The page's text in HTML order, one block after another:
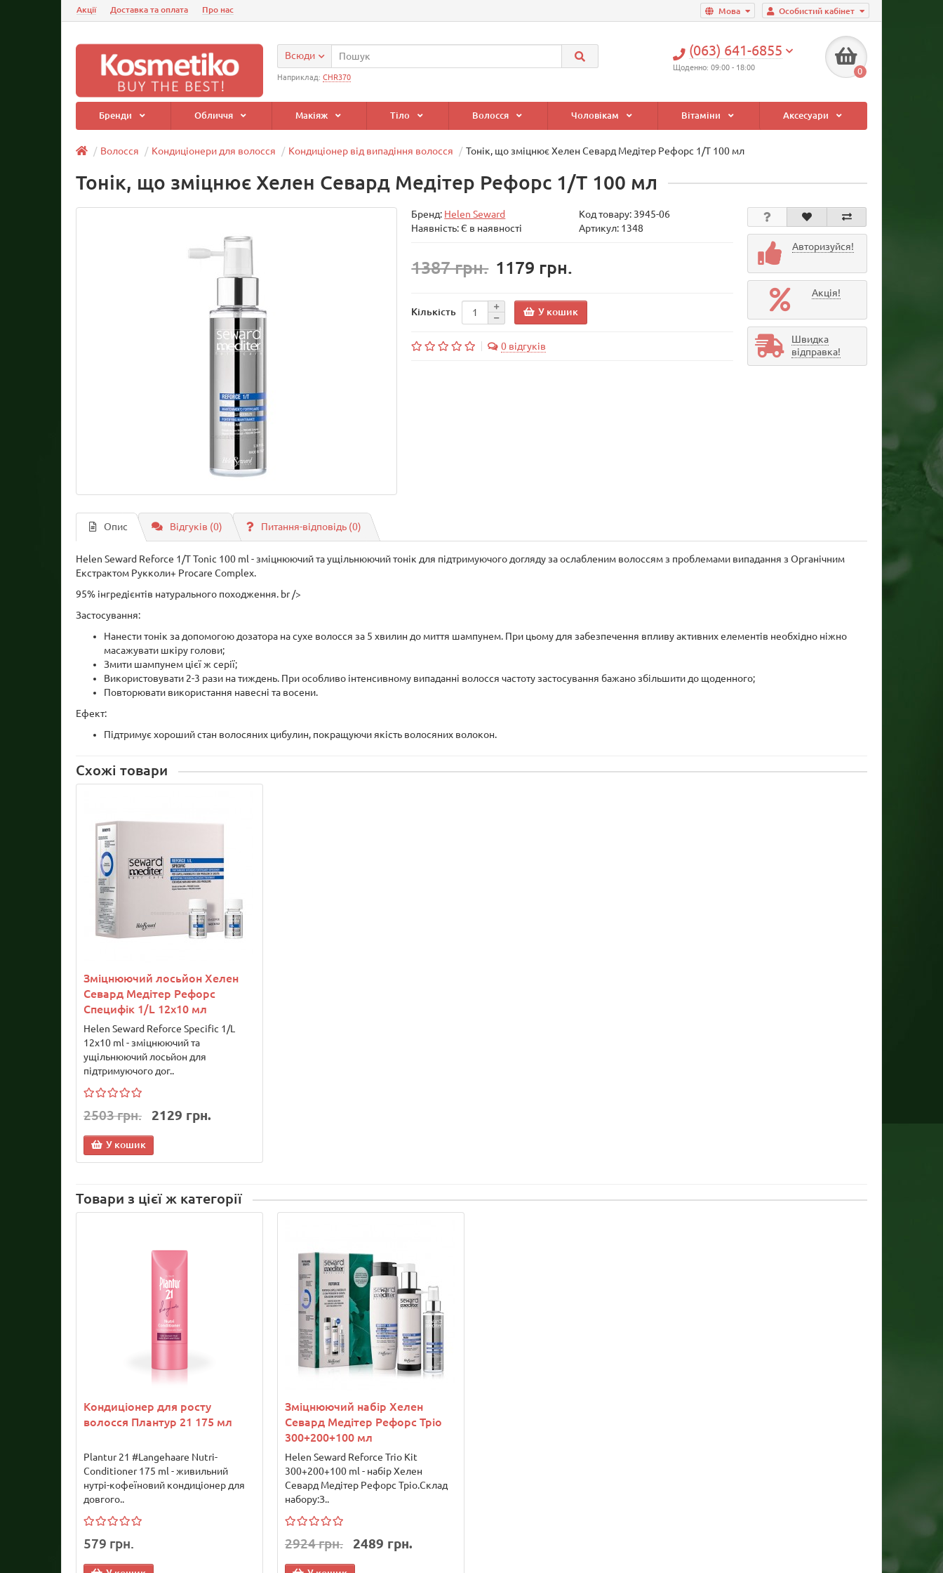
Особистий кабінет
Мова
Акції Доставка та оплата Про нас
(063) 641-6855
Щоденно: 09:00 - 18:00 0
Всюди
Наприклад: CHR370
Бренди Обличчя Макіяж Тіло Волосся Чоловікам Вітаміни Аксесуари
Волосся Кондиціонери для волосся Кондиціонер від випадіння волосся Тонік, що зміцнює Хелен Севард Медітер Рефорс 1/T 100 мл
Тонік, що зміцнює Хелен Севард Медітер Рефорс 1/T 100 мл
Бренд: Helen Seward Код товару: 3945-06
Наявність: Є в наявності
Артикул: 1348
1387 грн. 1179 грн.
Кількість У кошик
0 відгуків
Авторизуйся!
Акція!
Швидка
відправка!
Опис Відгуків (0) Питання-відповідь (0)
Helen Seward Reforce 1/T Tonic 100 ml - зміцнюючий та ущільнюючий тонік для підтримуючого догляду за ослабленим волоссям з проблемами випадання з Органічним
Екстрактом Рукколи+ Procare Complex.
95% інгредієнтів натурального походження. br />
Застосування:
Нанести тонік за допомогою дозатора на сухе волосся за 5 хвилин до миття шампунем. При цьому для забезпечення впливу активних елементів необхідно ніжно
масажувати шкіру голови;
Змити шампунем цієї ж серії;
Використовувати 2-3 рази на тиждень. При особливо інтенсивному випаданні волосся частоту застосування бажано збільшити до щоденного;
Повторювати використання навесні та восени.
Ефект:
Підтримує хороший стан волосяних цибулин, покращуючи якість волосяних волокон.
Схожі товари
Зміцнюючий лосьйон Хелен
Севард Медітер Рефорс
Специфік 1/L 12х10 мл
Helen Seward Reforce Specific 1/L
12х10 ml - зміцнюючий та
ущільнюючий лосьйон для
підтримуючого дог..
2503 грн. 2129 грн.
У кошик
Товари з цієї ж категорії
Кондиціонер для росту
волосся Плантур 21 175 мл
Plantur 21 #Langehaare Nutri-
Conditioner 175 ml - живильний
нутрі-кофеїновий кондиціонер для
довгого..
579 грн.
Зміцнюючий набір Хелен
Севард Медітер Рефорс Тріо
300+200+100 мл
Helen Seward Reforce Trio Kit
300+200+100 ml - набір Хелен
Севард Медітер Рефорс Тріо.Склад
набору:З..
2924 грн. 2489 грн.